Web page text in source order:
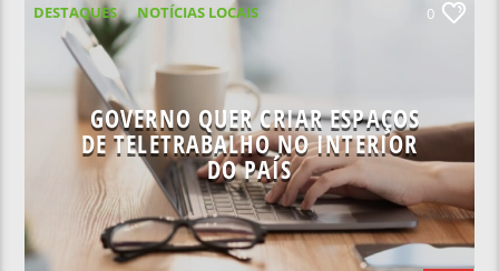
DESTAQUES
NOTÍCIAS LOCAIS
NOTÍCIAS NACIONAIS
0
GOVERNO QUER CRIAR ESPAÇOS
DE TELETRABALHO NO INTERIOR
DO PAÍS